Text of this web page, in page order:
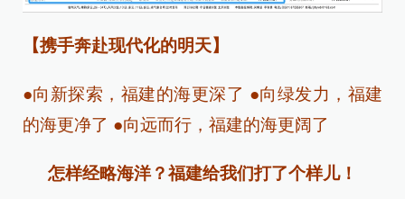
【携手奔赴现代化的明天】
●向新探索，福建的海更深了 ●向绿发力，福建
的海更净了 ●向远而行，福建的海更阔了
怎样经略海洋？福建给我们打了个样儿！